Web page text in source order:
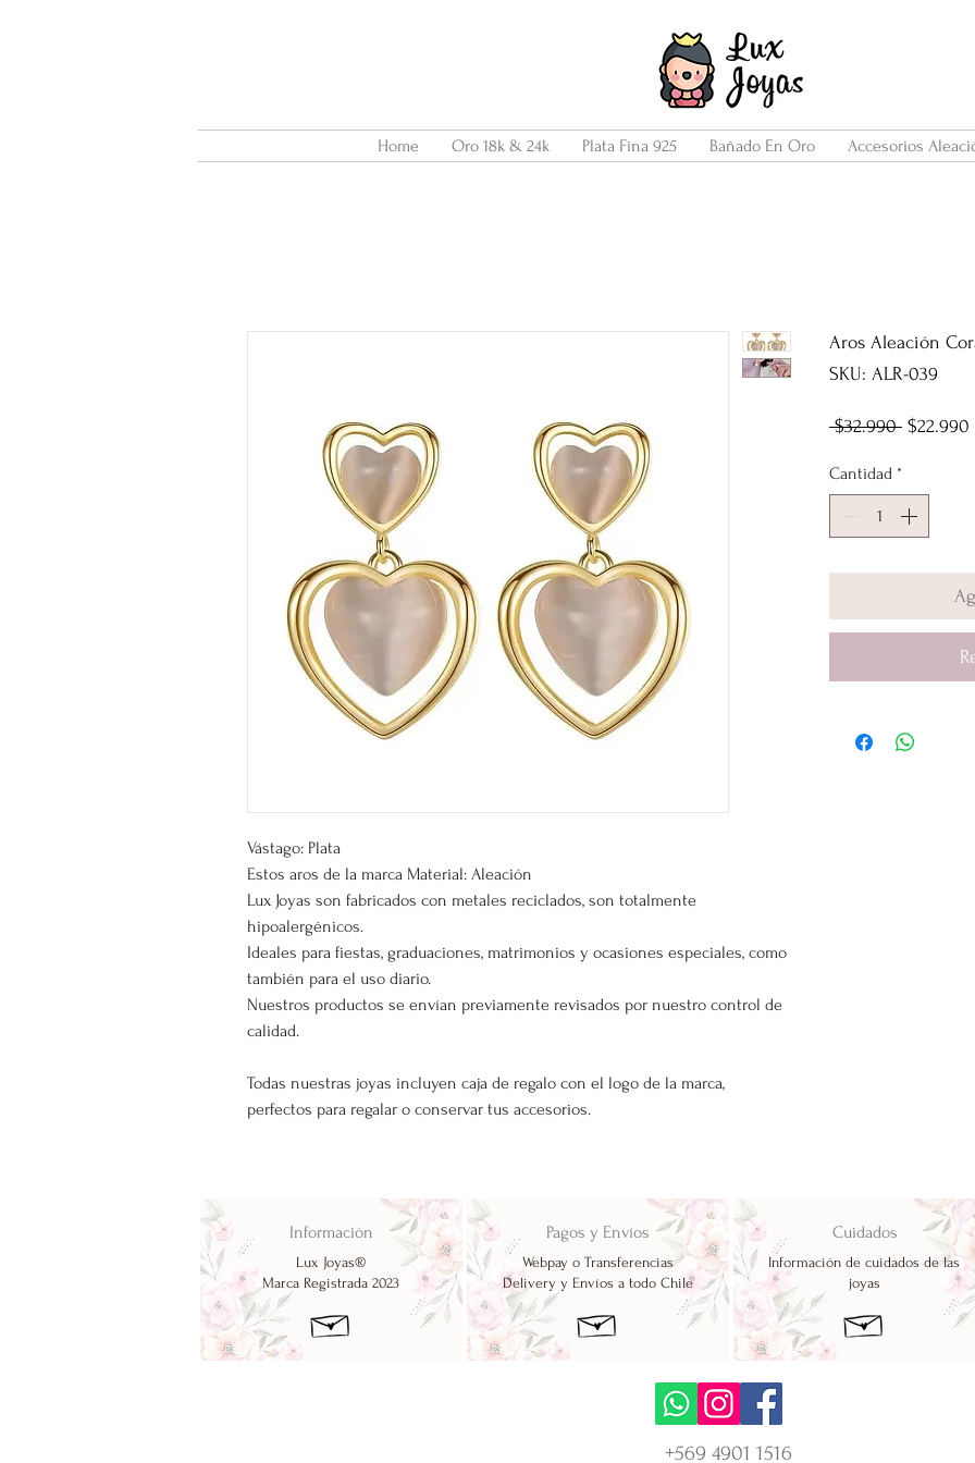
Home Oro 18k & 24k Plata Fina 925 Bañado En Oro Accesorios
Vástago: Plata
Estos aros de la marca Material: Aleación
Lux Joyas son fabricados con metales reciclados, son totalmente
hipoalergénicos.
Ideales para fiestas, graduaciones, matrimonios y ocasiones especiales, como
también para el uso diario.
Nuestros productos se envían previamente revisados por nuestro control de
calidad.
Todas nuestras joyas incluyen caja de regalo con el logo de la marca,
perfectos para regalar o conservar tus accesorios.
Aros Aleación
SKU: ALR-039
$32.990 Precio
$22.990
Cantidad *
Información
Lux Joyas®
Marca Registrada 2023
Pagos y Envíos
Webpay o Transferencias
Delivery y Envíos a todo Chile
Cuidados
Información de cuidados de las
joyas
+569 4901 1516